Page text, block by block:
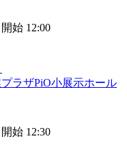
始 12:00
ラザPiO小展示ホール
始 12:30